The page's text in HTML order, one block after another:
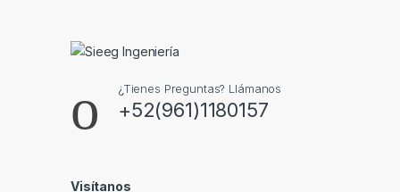
¿Tienes Preguntas? Llámanos
+52(961)1180157
Visítanos